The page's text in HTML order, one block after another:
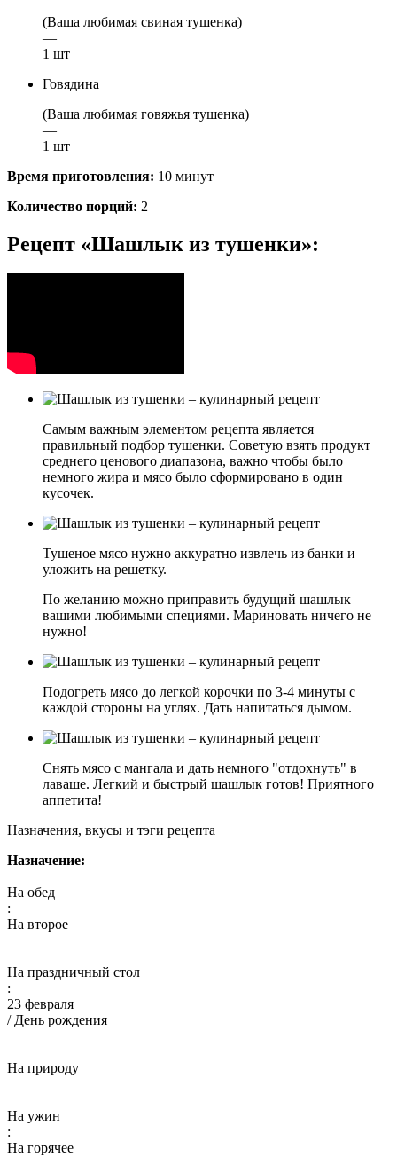
(Ваша любимая свиная тушенка)
—
1 шт
Говядина
(Ваша любимая говяжья тушенка)
—
1 шт
Время приготовления: 10 минут
Количество порций: 2
Рецепт «Шашлык из тушенки»:
Самым важным элементом рецепта является
правильный подбор тушенки. Советую взять продукт
среднего ценового диапазона, важно чтобы было
немного жира и мясо было сформировано в один
кусочек.
Тушеное мясо нужно аккуратно извлечь из банки и
уложить на решетку.
По желанию можно приправить будущий шашлык
вашими любимыми специями. Мариновать ничего не
нужно!
Подогреть мясо до легкой корочки по 3-4 минуты с
каждой стороны на углях. Дать напитаться дымом.
Снять мясо с мангала и дать немного "отдохнуть" в
лаваше. Легкий и быстрый шашлык готов! Приятного
аппетита!
Назначения, вкусы и тэги рецепта
Назначение:
На обед
:
На второе
На праздничный стол
:
23 февраля
/ День рождения
На природу
На ужин
:
На горячее